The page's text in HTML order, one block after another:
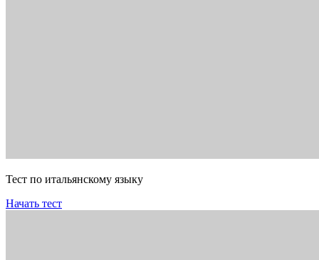
Тест по итальянскому языку
Начать тест